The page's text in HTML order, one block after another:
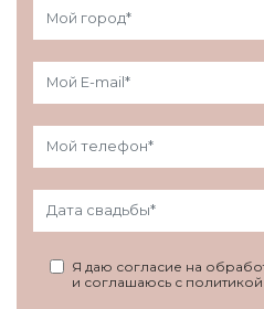
Я даю согласие на
и соглашаюсь с